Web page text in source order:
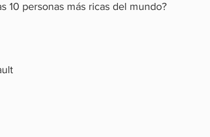
10 personas más ricas del mundo?